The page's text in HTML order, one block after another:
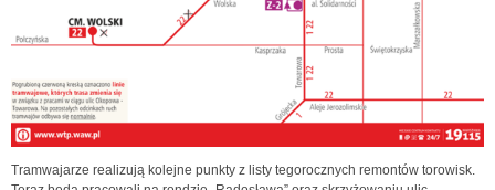
Tramwajarze realizują kolejne punkty z listy tegorocznych remontów torowisk.